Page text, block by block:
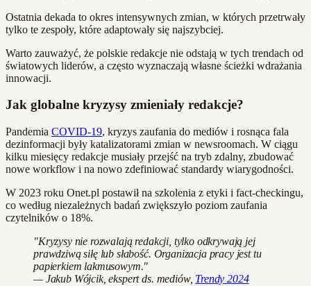
Ostatnia dekada to okres intensywnych zmian, w których przetrwały
tylko te zespoły, które adaptowały się najszybciej.
Warto zauważyć, że polskie redakcje nie odstają w tych trendach od
światowych liderów, a często wyznaczają własne ścieżki wdrażania
innowacji.
Jak globalne kryzysy zmieniały redakcje?
Pandemia COVID-19, kryzys zaufania do mediów i rosnąca fala
dezinformacji były katalizatorami zmian w newsroomach. W ciągu
kilku miesięcy redakcje musiały przejść na tryb zdalny, zbudować
nowe workflow i na nowo zdefiniować standardy wiarygodności.
W 2023 roku Onet.pl postawił na szkolenia z etyki i fact-checkingu,
co według niezależnych badań zwiększyło poziom zaufania
czytelników o 18%.
"Kryzysy nie rozwalają redakcji, tylko odkrywają jej
prawdziwą siłę lub słabość. Organizacja pracy jest tu
papierkiem lakmusowym."
— Jakub Wójcik, ekspert ds. mediów, Trendy 2024